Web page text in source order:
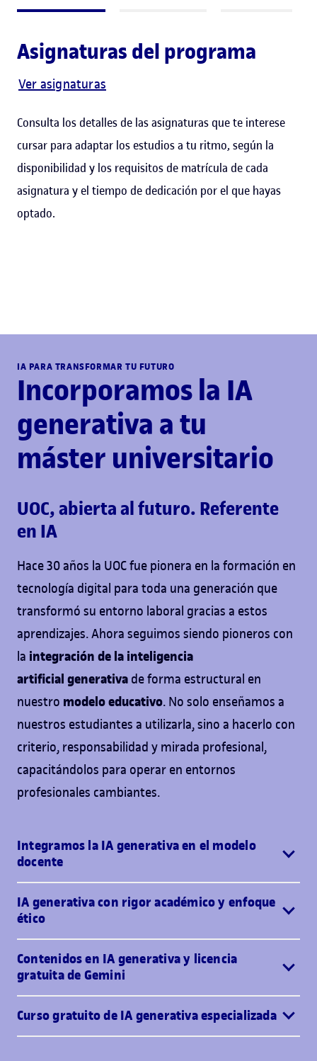
Asignaturas del programa
Ver asignaturas
Consulta los detalles de las asignaturas que te interese
cursar para adaptar los estudios a tu ritmo, según la
disponibilidad y los requisitos de matrícula de cada
asignatura y el tiempo de dedicación por el que hayas
optado.
IA PARA TRANSFORMAR TU FUTURO
Incorporamos la IA
generativa a tu
máster universitario
UOC, abierta al futuro. Referente
en IA
Hace 30 años la UOC fue pionera en la formación en
tecnología digital para toda una generación que
transformó su entorno laboral gracias a estos
aprendizajes. Ahora seguimos siendo pioneros con
la integración de la inteligencia
artificialgenerativa de forma estructural en
nuestro modelo educativo. No solo enseñamos a
nuestros estudiantes a utilizarla, sino a hacerlo con
criterio, responsabilidad y mirada profesional,
capacitándolos para operar en entornos
profesionales cambiantes.
Integramos la IA generativa en el modelo
docente
IA generativa con rigor académico y enfoque
ético
Contenidos en IA generativa y licencia
gratuita de Gemini
Curso gratuito de IA generativa especializada